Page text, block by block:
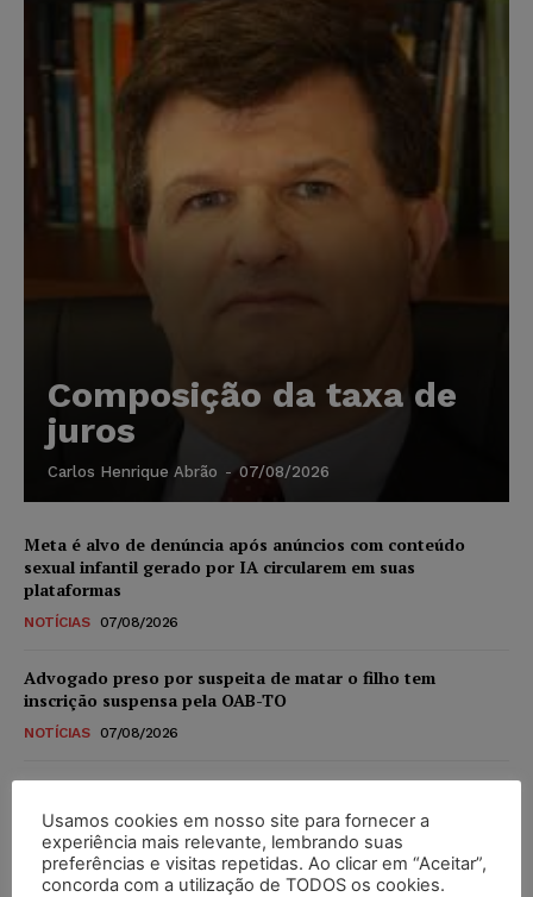
Composição da taxa de
juros
Carlos Henrique Abrão - 07/08/2026
Meta é alvo de denúncia após anúncios com conteúdo
sexual infantil gerado por IA circularem em suas
plataformas
NOTÍCIAS 07/08/2026
Advogado preso por suspeita de matar o filho tem
inscrição suspensa pela OAB-TO
NOTÍCIAS 07/08/2026
novos para pessoas com deficiência e autistas de todos os
níveis
DIREITO TRIBUTÁRIO 07/08/2026
Usamos cookies em nosso site para fornecer a
experiência mais relevante, lembrando suas
preferências e visitas repetidas. Ao clicar em “Aceitar”,
concorda com a utilização de TODOS os cookies.